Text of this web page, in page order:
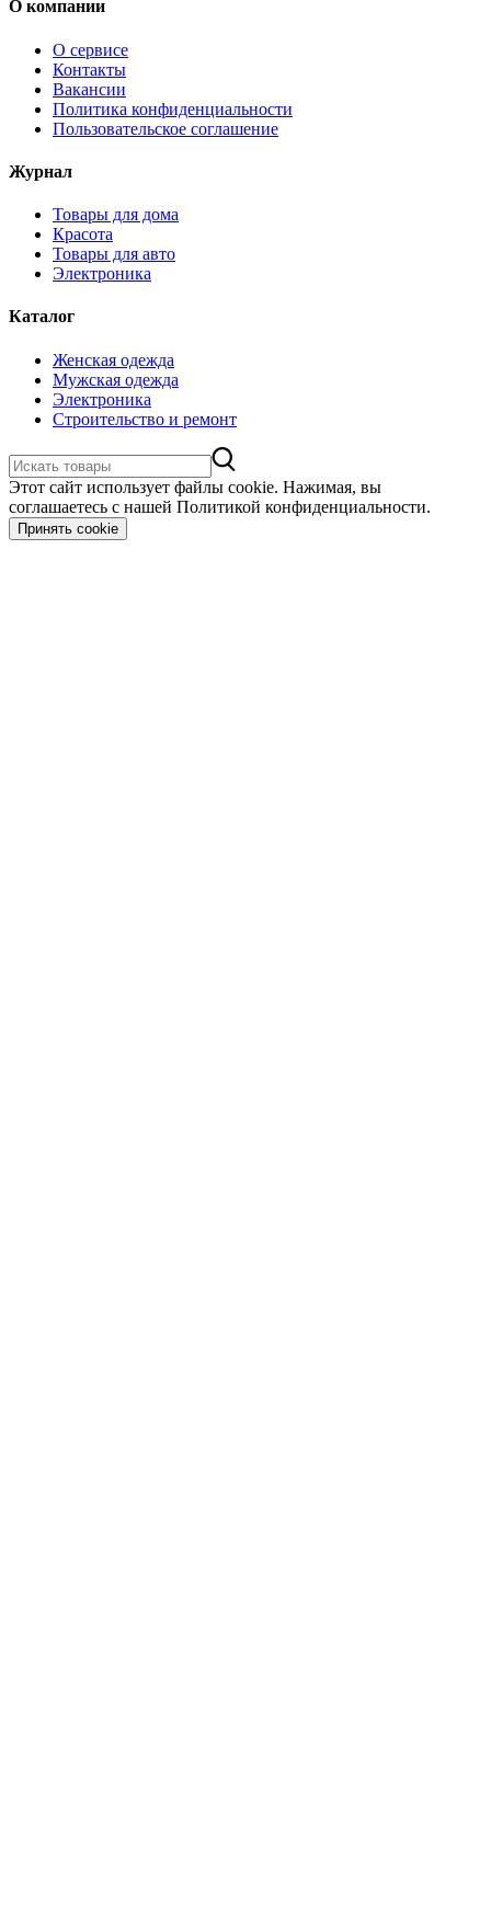
О компании
О сервисе
Контакты
Вакансии
Политика конфиденциальности
Пользовательское соглашение
Журнал
Товары для дома
Красота
Товары для авто
Электроника
Каталог
Женская одежда
Мужская одежда
Электроника
Строительство и ремонт
Этот сайт использует файлы cookie. Нажимая, вы
соглашаетесь с нашей Политикой конфиденциальности.
Принять cookie